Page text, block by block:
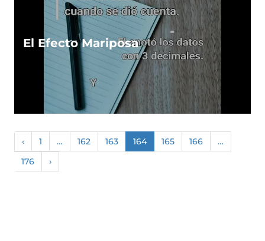
El Efecto Mariposa
‹ 1 … 162 163 164 165 166
…
176
›